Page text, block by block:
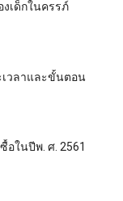
งเด็กในครรภ์
วลาและขั้นตอน
อในปีพ. ศ. 2561